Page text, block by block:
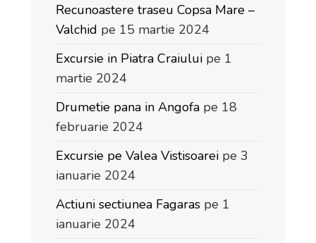
Recunoastere traseu Copsa Mare –
Valchid pe 15 martie 2024
Excursie in Piatra Craiului pe 1
martie 2024
Drumetie pana in Angofa pe 18
februarie 2024
Excursie pe Valea Vistisoarei pe 3
ianuarie 2024
Actiuni sectiunea Fagaras pe 1
ianuarie 2024